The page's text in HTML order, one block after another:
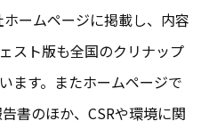
ホームページに掲載し、内容
スト版も全国のクリナップ
ます。またホームページで
書のほか、CSRや環境に関